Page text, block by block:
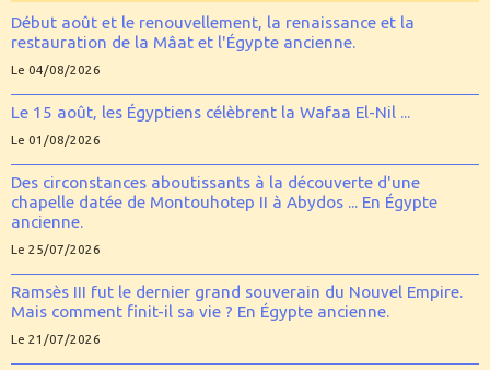
Début août et le renouvellement, la renaissance et la
restauration de la Mâat et l'Égypte ancienne.
Le 04/08/2026
Le 15 août, les Égyptiens célèbrent la Wafaa El-Nil ...
Le 01/08/2026
Des circonstances aboutissants à la découverte d'une
chapelle datée de Montouhotep II à Abydos ... En Égypte
ancienne.
Le 25/07/2026
Ramsès III fut le dernier grand souverain du Nouvel Empire.
Mais comment finit-il sa vie ? En Égypte ancienne.
Le 21/07/2026